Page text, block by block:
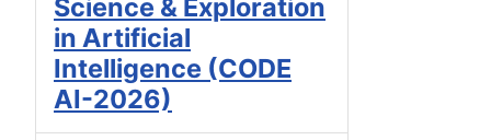
Science & Exploration
in Artificial
Intelligence (CODE
AI-2026)